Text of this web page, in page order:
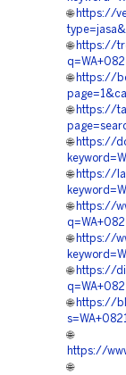
🌐 https://
🌐 https://
🌐 https://
🌐 https://
🌐 https://
🌐 https://
🌐 https://
🌐 https://
🌐 https://
🌐 https://
🌐
https://
🌐